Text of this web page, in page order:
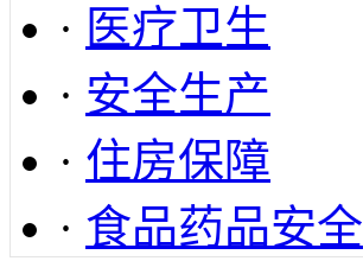
· 医疗卫生
· 安全生产
· 住房保障
· 食品药品安全